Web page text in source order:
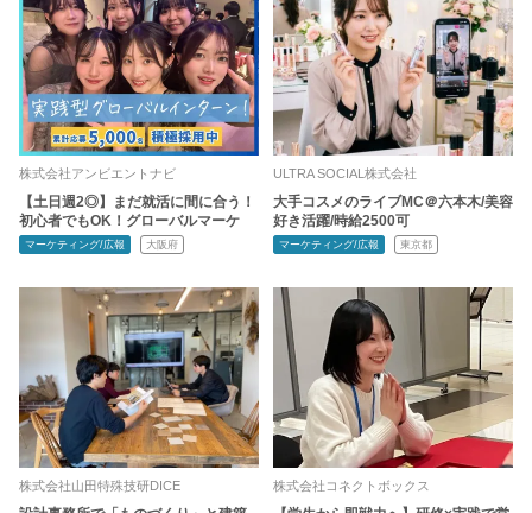
株式会社アンビエントナビ
【土日週2◎】まだ就活に間に合う！
初心者でもOK！グローバルマーケ
マーケティング/広報 大阪府
ULTRA SOCIAL株式会社
大手コスメのライブMC＠六本木/美容
好き活躍/時給2500可
マーケティング/広報 東京都
株式会社山田特殊技研DICE 株式会社コネクトボックス